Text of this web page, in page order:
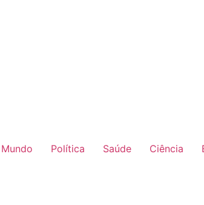
Mundo Política Saúde Ciência